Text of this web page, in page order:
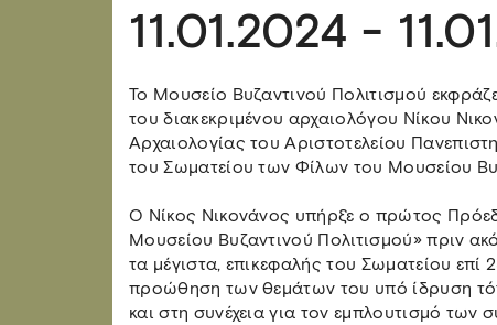
11.01.2024 -
Το Μουσείο Βυζαντινού Πολιτισμού
του διακεκριμένου αρχαιολόγου Νίκου
Αρχαιολογίας του Αριστοτελείου
του Σωματείου των Φίλων του Μουσείου
Ο Νίκος Νικονάνος υπήρξε ο πρώτος
Μουσείου Βυζαντινού Πολιτισμού» πριν
τα μέγιστα, επικεφαλής του Σωματείου επί
προώθηση των θεμάτων του υπό ίδρυση
και στη συνέχεια για τον εμπλουτισμό των